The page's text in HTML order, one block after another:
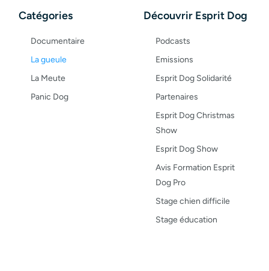
Catégories
Documentaire
La gueule
La Meute
Panic Dog
Découvrir Esprit Dog
Podcasts
Emissions
Esprit Dog Solidarité
Partenaires
Esprit Dog Christmas
Show
Esprit Dog Show
Avis Formation Esprit
Dog Pro
Stage chien difficile
Stage éducation